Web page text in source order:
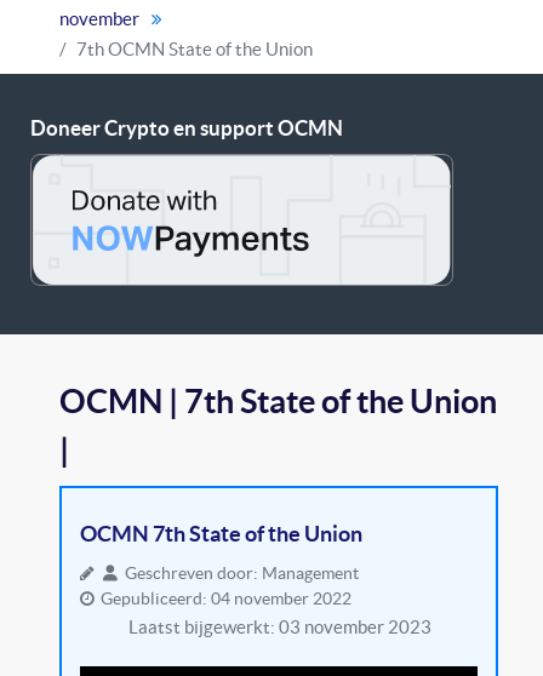
november
7th OCMN State of the Union
Doneer Crypto en support OCMN
OCMN | 7th State of the Union
|
OCMN 7th State of the Union
Geschreven door: Management
Gepubliceerd: 04 november 2022
Laatst bijgewerkt: 03 november 2023